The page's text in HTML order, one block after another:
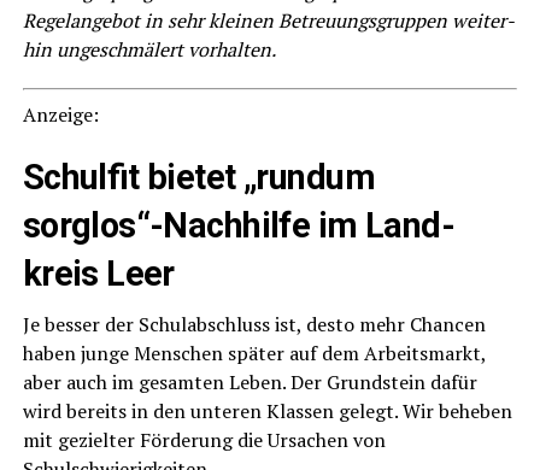
Regel­an­ge­bot in sehr klei­nen Betreu­ungs­grup­pen wei­ter­
hin unge­schmä­lert vorhalten.
Anzei­ge:
Schul­fit bie­tet „rund­um
sorglos“-Nachhilfe im Land­
kreis Leer
Je bes­ser der Schul­ab­schluss ist, des­to mehr Chan­cen
haben jun­ge Men­schen spä­ter auf dem Arbeits­markt,
aber auch im gesam­ten Leben. Der Grund­stein dafür
wird bereits in den unte­ren Klas­sen gelegt. Wir behe­ben
mit geziel­ter För­de­rung die Ursa­chen von